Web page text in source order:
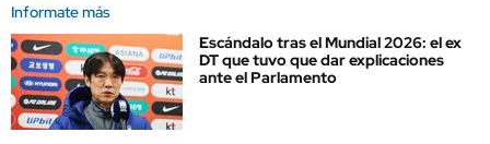
Informate más
Escándalo tras el Mundial 2026: el ex
DT que tuvo que dar explicaciones
ante el Parlamento